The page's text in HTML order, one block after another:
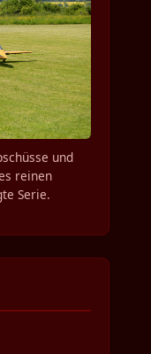
und
reinen
Serie.